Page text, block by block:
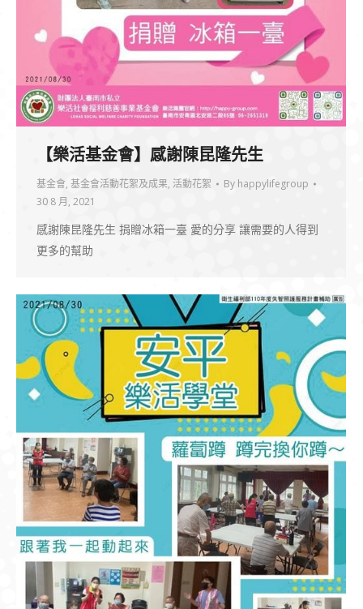
【樂活基金會】感謝陳昆隆先生
基金會, 基金會活動花絮及成果, 活動花絮 By happylifegroup
30 8 月, 2021
感謝陳昆隆先生 捐贈冰箱一臺 愛的分享 讓需要的人得到
更多的幫助